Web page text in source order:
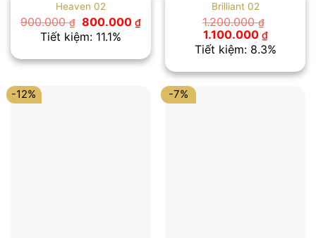
Heaven 02
900.000₫ Giá
gốc
là:
800.000₫Giá
là:
800.000 ₫.
Tiết kiệm: 11.1%
Brilliant 02
1.200.000₫
Giá
gốc
là:
1.100.000 ₫Giá
hiện
tại
Tiết kiệm: 8.3%
-12% -7%